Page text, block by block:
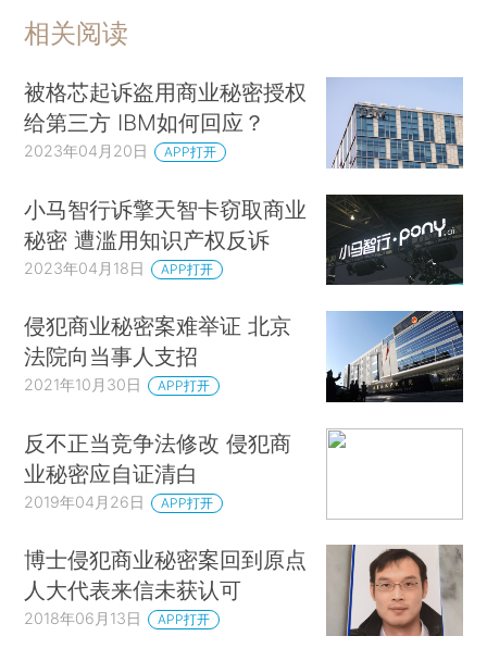
相关阅读
被格芯起诉盗用商业秘密授权
给第三方 IBM如何回应？
2023年04月20日 APP打开
小马智行诉擎天智卡窃取商业
秘密 遭滥用知识产权反诉
2023年04月18日 APP打开
侵犯商业秘密案难举证 北京
法院向当事人支招
2021年10月30日 APP打开
反不正当竞争法修改 侵犯商
业秘密应自证清白
2019年04月26日 APP打开
博士侵犯商业秘密案回到原点
人大代表来信未获认可
2018年06月13日 APP打开